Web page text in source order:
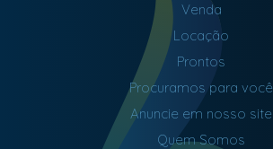
Venda
Locação
Prontos
Procuramos para você
Anuncie em nosso site
Quem Somos